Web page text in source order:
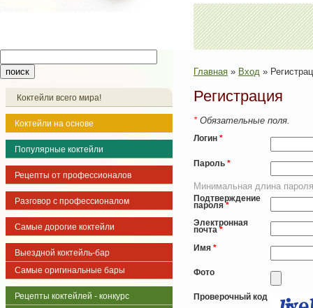
Коктейли всего мира!
Коктейли на основе
Популярные коктейли
Рецепты от профессионалов
Разговор с профессионалом
Самые дорогие коктейли
Выездной коктейль-бар
Самые оригинальные бары
Рецепты коктейлей - конкурс
Главная » Вход »
Регистрация
*Обязательные поля.
Логин *
Пароль *
Минимальная длина
Подтверждение
пароля*
Электронная
почта*
Имя *
Фото
Проверочный код